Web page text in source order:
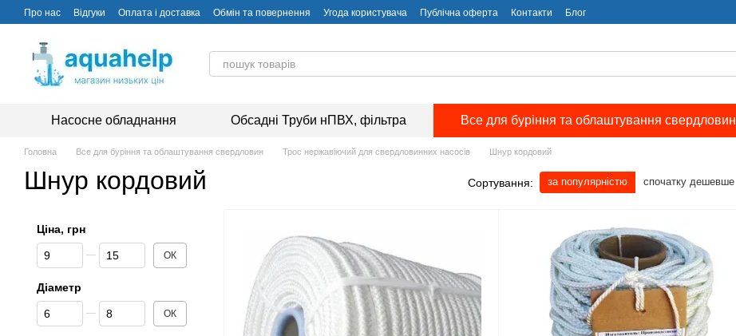
Перейти до основного контенту
Про нас Відгуки Оплата і доставка Обмін та повернення Угода користувача Публічна оферта Контакти Блог
Насосне обладнання Обсадні Труби нПВХ, фільтра Все для буріння та облаштування свердловин
Головна Все для буріння та облаштування свердловин Трос нержавіючий для свердловинних насосів Шнур кордовий
Шнур кордовий Сортування: за популярністю спочатку дешевше
Ціна, грн
Від Ціна, грн
До Ціна, грн ОК
Діаметр
Від Діаметр
До Діаметр ОК